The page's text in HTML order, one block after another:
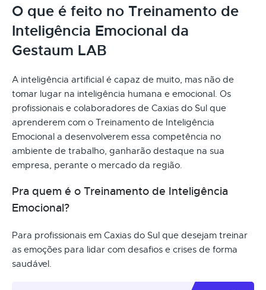
O que é feito no Treinamento de
Inteligência Emocional da
Gestaum LAB
A inteligência artificial é capaz de muito, mas não de
tomar lugar na inteligência humana e emocional. Os
profissionais e colaboradores de Caxias do Sul que
aprenderem com o Treinamento de Inteligência
Emocional a desenvolverem essa competência no
ambiente de trabalho, ganharão destaque na sua
empresa, perante o mercado da região.
Pra quem é o Treinamento de Inteligência
Emocional?
Para profissionais em Caxias do Sul que desejam treinar
as emoções para lidar com desafios e crises de forma
saudável.